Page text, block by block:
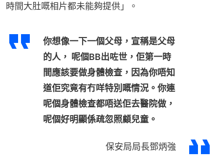
時間大肚嘅相片都未能夠提供」。
你想像一下一個父母，宣稱是父母
的人， 呢個BB出咗世，佢第一時
間應該要做身體檢查，因為你唔知
道佢究竟有冇咩特別嘅情況。你連
呢個身體檢查都唔送佢去醫院做，
呢個好明顯係疏忽照顧兒童。
保安局局長鄧炳強